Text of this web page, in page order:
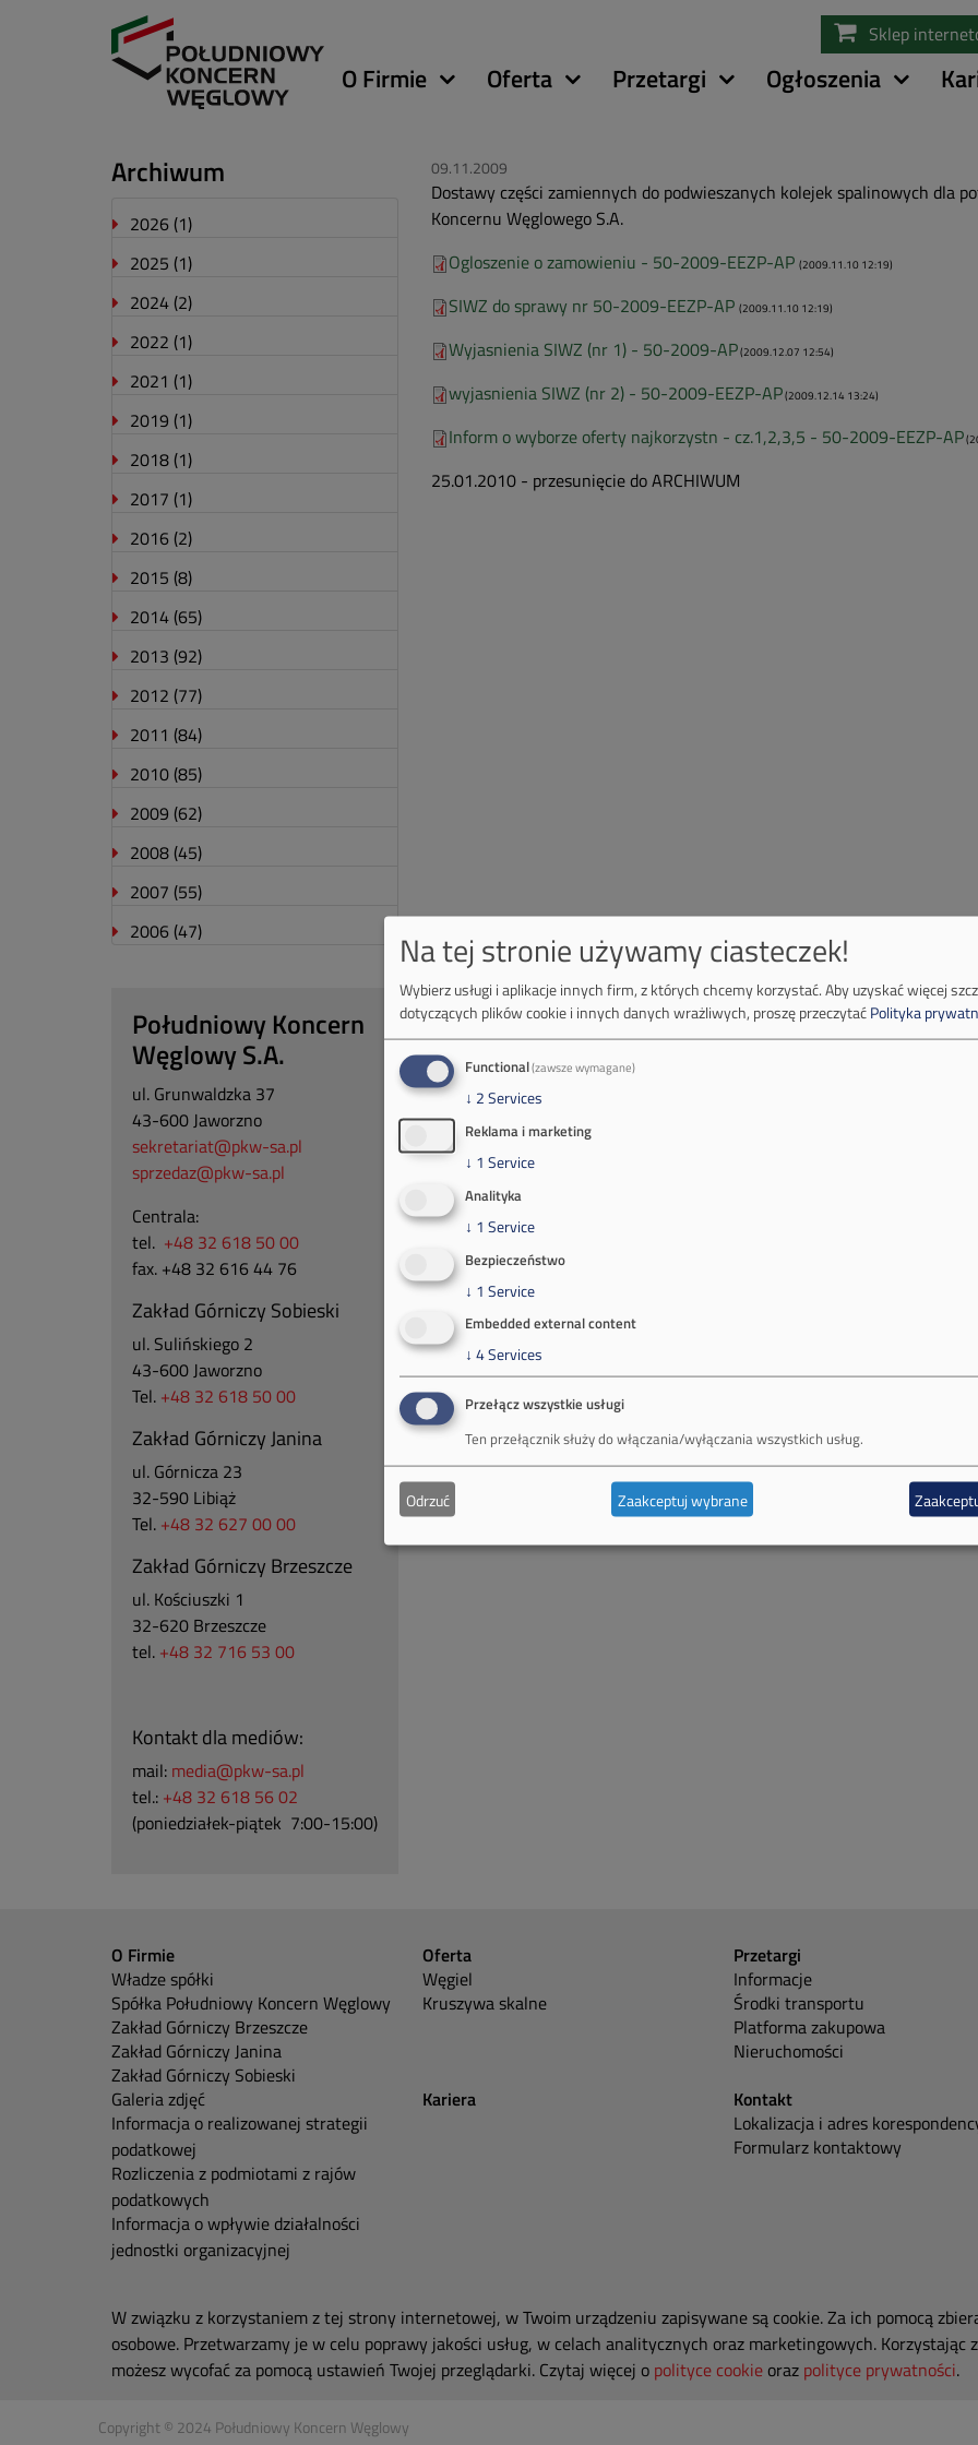
treści
Sklep
Główna
O Firmie Oferta Przetargi Ogłoszenia
09.11.2009
Dostawy części zamiennych do podwieszanych kolejek spalinowych dla
Koncernu Węglowego S.A.
Ogloszenie o zamowieniu - 50-2009-EEZP-AP (2009.11.10 12:19)
SIWZ do sprawy nr 50-2009-EEZP-AP (2009.11.10 12:19)
Wyjasnienia SIWZ (nr 1) - 50-2009-AP(2009.12.07 12:54)
wyjasnienia SIWZ (nr 2) - 50-2009-EEZP-AP(2009.12.14 13:24)
Inform o wyborze oferty najkorzystn - cz.1,2,3,5 - 50-2009-EEZP-AP
25.01.2010 - przesunięcie do ARCHIWUM
Archiwum
2026 (1)
2025 (1)
2024 (2)
2022 (1)
2021 (1)
2019 (1)
2018 (1)
2017 (1)
2016 (2)
2015 (8)
2014 (65)
2013 (92)
2012 (77)
2011 (84)
2010 (85)
2009 (62)
2008 (45)
2007 (55)
2006 (47)
Południowy Koncern
Węglowy S.A.
ul. Grunwaldzka 37
43-600 Jaworzno
sekretariat@pkw-sa.pl
sprzedaz@pkw-sa.pl
Centrala:
tel. +48 32 618 50 00
fax. +48 32 616 44 76
Zakład Górniczy Sobieski
ul. Sulińskiego 2
43-600 Jaworzno
Tel. +48 32 618 50 00
Zakład Górniczy Janina
ul. Górnicza 23
32-590 Libiąż
Tel. +48 32 627 00 00
Zakład Górniczy Brzeszcze
ul. Kościuszki 1
32-620 Brzeszcze
tel. +48 32 716 53 00
Kontakt dla mediów:
mail: media@pkw-sa.pl
tel.: +48 32 618 56 02
(poniedziałek-piątek 7:00-15:00)
O Firmie
Władze spółki
Spółka Południowy Koncern Węglowy
Zakład Górniczy Brzeszcze
Zakład Górniczy Janina
Zakład Górniczy Sobieski
Galeria zdjęć
Informacja o realizowanej strategii
podatkowej
Rozliczenia z podmiotami z rajów
podatkowych
Informacja o wpływie działalności
jednostki organizacyjnej
Oferta
Węgiel
Kruszywa skalne
Przetargi
Informacje
Środki transportu
Platforma zakupowa
Nieruchomości
Kariera
Kontakt
Lokalizacja i adres
Formularz kontaktowy
W związku z korzystaniem z tej strony internetowej, w Twoim urządzeniu zapisywane są cookie. Za ich pomocą
osobowe. Przetwarzamy je w celu poprawy jakości usług, w celach analitycznych oraz marketingowych.
możesz wycofać za pomocą ustawień Twojej przeglądarki. Czytaj więcej o polityce cookie oraz polityce prywatności.
Copyright © 2024 Południowy Koncern Węglowy
Na tej stronie używamy ciasteczek!
Wybierz usługi i aplikacje innych firm, z których chcemy korzystać.Aby uzyskać więcej
dotyczących plików cookie i innych danych wrażliwych, proszę przeczytaćPolityka
Functional(zawsze wymagane)
↓ 2Services
Reklama i marketing
↓ 1 Service
Analityka
↓ 1 Service
Bezpieczeństwo
↓ 1 Service
Embedded external content
↓ 4Services
Przełącz wszystkie usługi
Ten przełącznik służy do włączania/wyłączania wszystkich usług.
Odrzuć Zaakceptuj wybrane